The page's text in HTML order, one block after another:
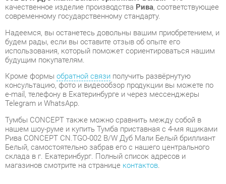
Кроме формы обратной связиполучить развёрнутую
консультацию, фото и видеообзор продукции вы можете по
e-mail, телефону в Екатеринбурге и через мессенджеры
Telegram и WhatsApp.
Тумбы CONCEPT также можно сравнить между собой в
нашем шоу-руме и купить Тумба приставная с 4-мя ящиками
Белый, самостоятельно забрав его с нашего центрального
склада в г. Екатеринбург. Полный список адресов и
магазинов смотрите на страницеконтактов.
Материал Лдсп
Цвет Дуб мали/белый бриллиант/
белый
Ширина, мм
420